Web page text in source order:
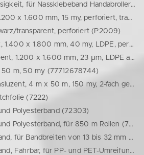
1 Liter Aktivierungsflüssigkeit, für Nassklebeband Handabroller (72800008401)
Abdeckblätter HDPE, 1.200 x 1.600 mm, 15 my, perforiert, transparent (77714161133)
transparent, perforiert (P2009)
Abdeckblätter, schwarz, 1.400 x 1.800 mm, 40 my, LDPE, perforiert (77711770471)
Abdeckblätter, transparent, 1.200 x 1.600 mm, 23 µm, LDPE aus Recyclingmaterial (46301300170)
m, 50 my (77712678744)
Abdeckfolie LDPE, transluzent, 4 m x 50 m, 150 my, 2-fach gefaltet (4615040050)
(7222)
Polyesterband (72303)
Abrollgerät für Rayon- und Polyesterband, für 850 m Rollen (72302)
Abrollwagen für Stahlband, für Bandbreiten von 13 bis 32 mm (77717022161)
Abrollwagen PP/PET-Band, Fahrbar, für PP- und PET-Umreifungsband, 400-mm-Kern, mit Ablage (72300)